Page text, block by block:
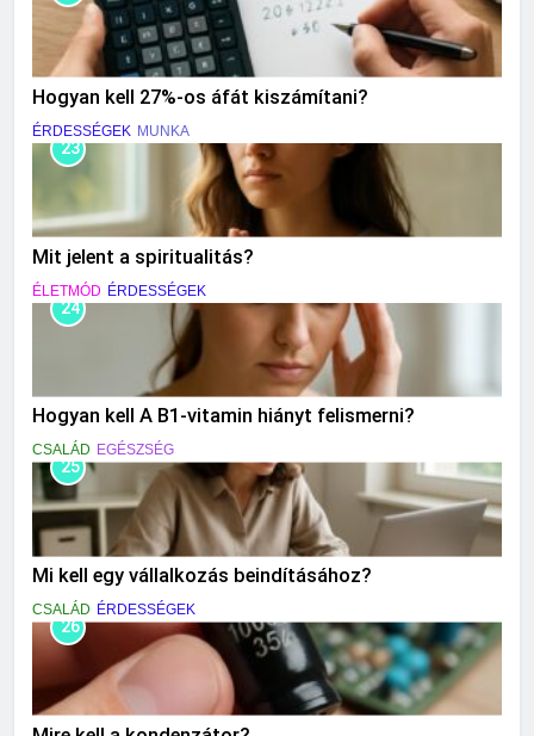
Hogyan kell 27%-os áfát kiszámítani?
ÉRDESSÉGEK MUNKA
23
Mit jelent a spiritualitás?
ÉLETMÓD ÉRDESSÉGEK
24
Hogyan kell A B1-vitamin hiányt felismerni?
CSALÁD EGÉSZSÉG
25
Mi kell egy vállalkozás beindításához?
CSALÁD ÉRDESSÉGEK
26